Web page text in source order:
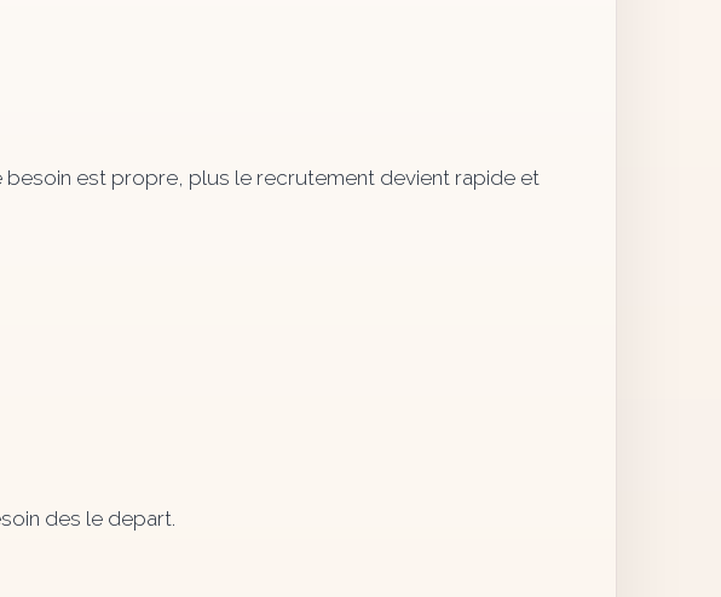
est propre, plus le recrutement devient rapide et
des le depart.